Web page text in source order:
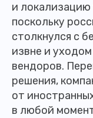
и локализацию
поскольку
столкнулся с
извне и
вендоров.
решения,
от
в любой